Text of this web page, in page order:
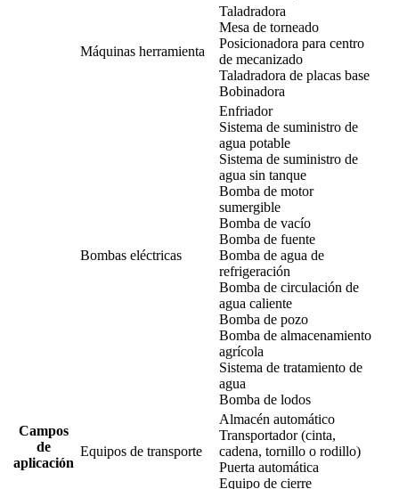
Campos
de
aplicación
Máquinas herramienta
Taladradora
Mesa de torneado
Posicionadora para centro
de mecanizado
Taladradora de placas base
Bobinadora
Bombas eléctricas
Enfriador
Sistema de suministro de
agua potable
Sistema de suministro de
agua sin tanque
Bomba de motor
sumergible
Bomba de vacío
Bomba de fuente
Bomba de agua de
refrigeración
Bomba de circulación de
agua caliente
Bomba de pozo
Bomba de almacenamiento
agrícola
Sistema de tratamiento de
agua
Bomba de lodos
Equipos de transporte
Almacén automático
Transportador (cinta,
cadena, tornillo o rodillo)
Puerta automática
Equipo de cierre